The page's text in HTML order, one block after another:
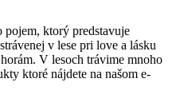
ktorý predstavuje
v lese pri love a lásku
V lesoch trávime mnoho
ktoré nájdete na našom e-